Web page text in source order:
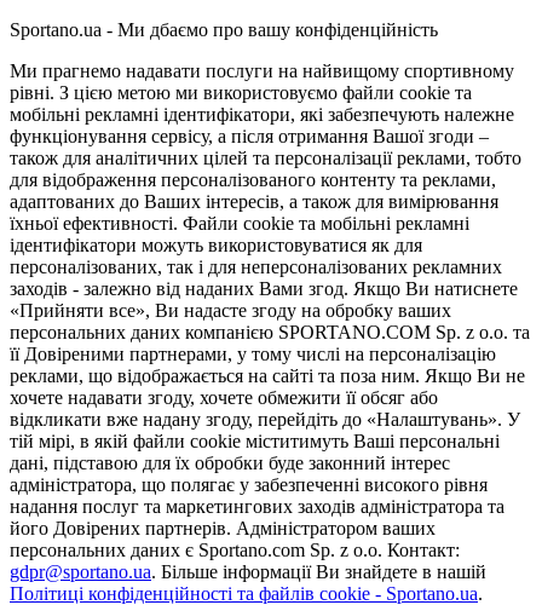
Sportano.ua - Ми дбаємо про вашу конфіденційність
Ми прагнемо надавати послуги на найвищому спортивному
рівні. З цією метою ми використовуємо файли cookie та
мобільні рекламні ідентифікатори, які забезпечують належне
функціонування сервісу, а після отримання Вашої згоди –
також для аналітичних цілей та персоналізації реклами, тобто
для відображення персоналізованого контенту та реклами,
адаптованих до Ваших інтересів, а також для вимірювання
їхньої ефективності. Файли cookie та мобільні рекламні
ідентифікатори можуть використовуватися як для
персоналізованих, так і для неперсоналізованих рекламних
заходів - залежно від наданих Вами згод. Якщо Ви натиснете
«Прийняти все», Ви надасте згоду на обробку ваших
персональних даних компанією SPORTANO.COM Sp. z o.o. та
її Довіреними партнерами, у тому числі на персоналізацію
реклами, що відображається на сайті та поза ним. Якщо Ви не
хочете надавати згоду, хочете обмежити її обсяг або
відкликати вже надану згоду, перейдіть до «Налаштувань». У
тій мірі, в якій файли cookie міститимуть Ваші персональні
дані, підставою для їх обробки буде законний інтерес
адміністратора, що полягає у забезпеченні високого рівня
надання послуг та маркетингових заходів адміністратора та
його Довірених партнерів. Адміністратором ваших
персональних даних є Sportano.com Sp. z o.o. Контакт:
gdpr@sportano.ua. Більше інформації Ви знайдете в нашій
Політиці конфіденційності та файлів cookie - Sportano.ua.